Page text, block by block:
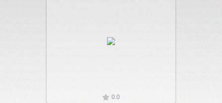
Увеличить
0.0